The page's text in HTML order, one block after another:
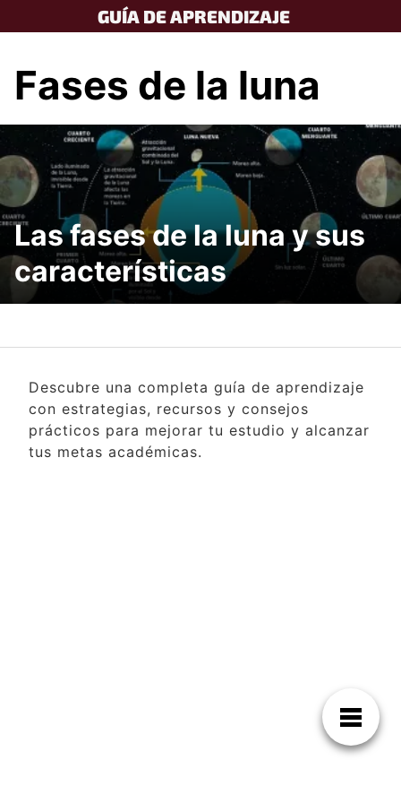
to
GUÍA DE APRENDIZAJE
Fases de la luna
Las fases de la luna y sus
características
Descubre una completa guía de aprendizaje
con estrategias, recursos y consejos
prácticos para mejorar tu estudio y alcanzar
tus metas académicas.